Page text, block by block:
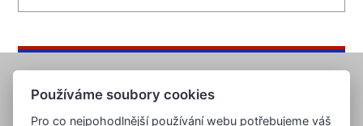
Používáme soubory cookies
Pro co nejpohodlnější používání webu potřebujeme váš